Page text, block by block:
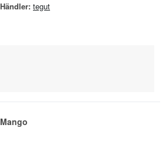
Händler: tegut
Mango